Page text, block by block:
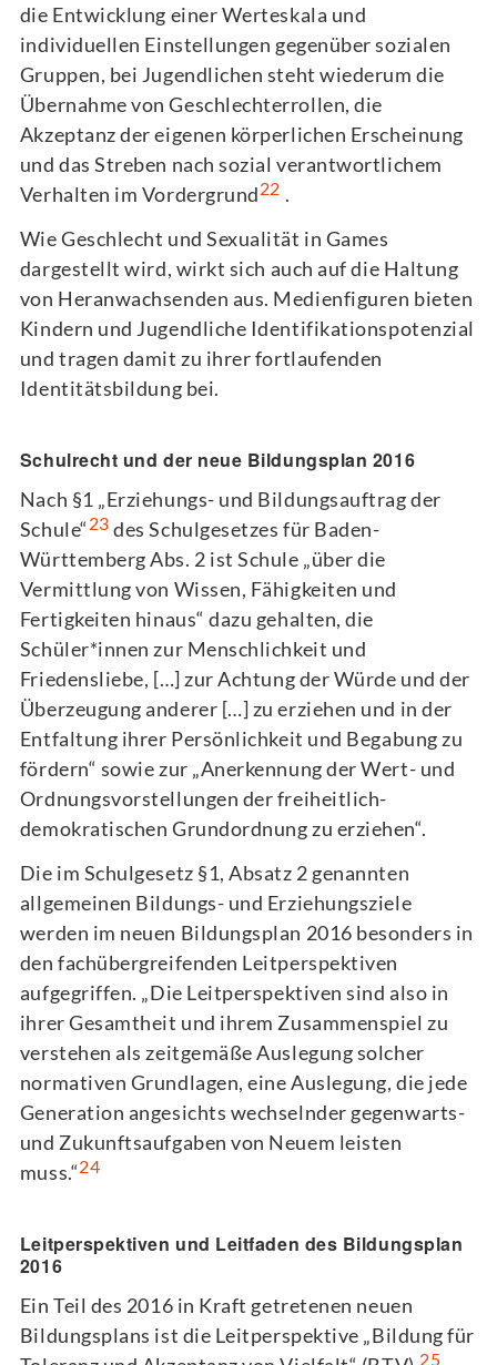
die Entwicklung einer Werteskala und
individuellen Einstellungen gegenüber sozialen
Gruppen, bei Jugendlichen steht wiederum die
Übernahme von Geschlechterrollen, die
Akzeptanz der eigenen körperlichen Erscheinung
und das Streben nach sozial verantwortlichem
Verhalten im Vordergrund22 .
Wie Geschlecht und Sexualität in Games
dargestellt wird, wirkt sich auch auf die Haltung
von Heranwachsenden aus. Medienfiguren bieten
Kindern und Jugendliche Identifikationspotenzial
und tragen damit zu ihrer fortlaufenden
Identitätsbildung bei.
Schulrecht und der neue Bildungsplan 2016
Nach §1 „Erziehungs- und Bildungsauftrag der
Schule“23 des Schulgesetzes für Baden-
Württemberg Abs. 2 ist Schule „über die
Vermittlung von Wissen, Fähigkeiten und
Fertigkeiten hinaus“ dazu gehalten, die
Schüler*innen zur Menschlichkeit und
Friedensliebe, […] zur Achtung der Würde und der
Überzeugung anderer […] zu erziehen und in der
Entfaltung ihrer Persönlichkeit und Begabung zu
fördern“ sowie zur „Anerkennung der Wert- und
Ordnungsvorstellungen der freiheitlich-
demokratischen Grundordnung zu erziehen“.
Die im Schulgesetz §1, Absatz 2 genannten
allgemeinen Bildungs- und Erziehungsziele
werden im neuen Bildungsplan 2016 besonders in
den fachübergreifenden Leitperspektiven
aufgegriffen. „Die Leitperspektiven sind also in
ihrer Gesamtheit und ihrem Zusammenspiel zu
verstehen als zeitgemäße Auslegung solcher
normativen Grundlagen, eine Auslegung, die jede
Generation angesichts wechselnder gegenwarts-
und Zukunftsaufgaben von Neuem leisten
muss.“24
Leitperspektiven und Leitfaden des Bildungsplan
2016
Ein Teil des 2016 in Kraft getretenen neuen
Bildungsplans ist die Leitperspektive „Bildung für
25